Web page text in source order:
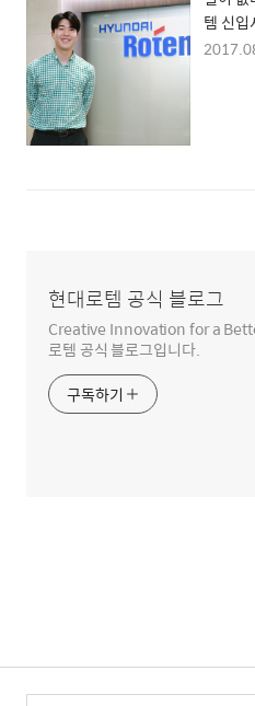
템 신입
현대로템 공식 블로그
Creative Innovation for a
로템 공식 블로그입니다.
구독하기